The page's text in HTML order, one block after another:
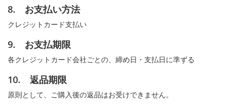
8. お支払い方法
クレジットカード支払い
9. お支払期限
各クレジットカード会社ごとの、締め日・支払日に準ずる
10. 返品期限
原則として、ご購入後の返品はお受けできません。